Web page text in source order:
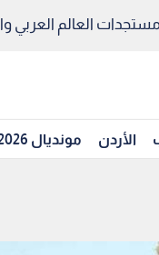
العالم العربي
الأردن مونديال 2026